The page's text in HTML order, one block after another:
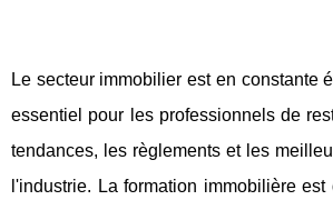
Le secteur immobilier est en constante
essentiel pour les professionnels de
tendances, les règlements et les
l'industrie. La formation immobilière